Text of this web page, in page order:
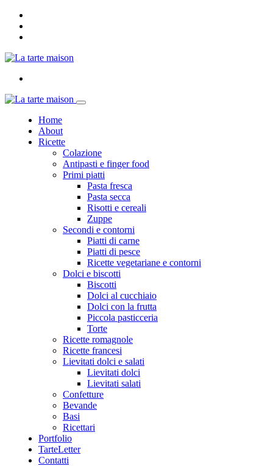
Home
About
Ricette
Colazione
Antipasti e finger food
Primi piatti
Pasta fresca
Pasta secca
Risotti e cereali
Zuppe
Secondi e contorni
Piatti di carne
Piatti di pesce
Ricette vegetariane e contorni
Dolci e biscotti
Biscotti
Dolci al cucchiaio
Dolci con la frutta
Piccola pasticceria
Torte
Ricette romagnole
Ricette francesi
Lievitati dolci e salati
Lievitati dolci
Lievitati salati
Confetture
Bevande
Basi
Ricettari
Portfolio
TarteLetter
Contatti